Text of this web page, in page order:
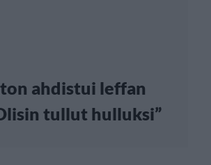
ahdistui leffan
tullut hulluksi”